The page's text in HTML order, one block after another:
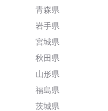
青森県
岩手県
宮城県
秋田県
山形県
福島県
茨城県